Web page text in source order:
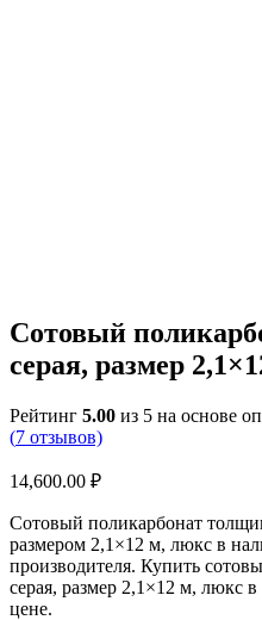
Сотовый
серая, размер
Рейтинг 5.00 из 5 на основе
(7 отзывов)
14,600.00 ₽
Сотовый поликарбонат
размером 2,1×12 м, люкс в
производителя. Купить
серая, размер 2,1×12 м, люкс
цене.